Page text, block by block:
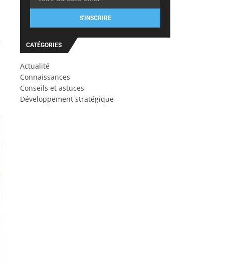
S'INSCRIRE
CATÉGORIES
Actualité
Connaissances
Conseils et astuces
Développement stratégique